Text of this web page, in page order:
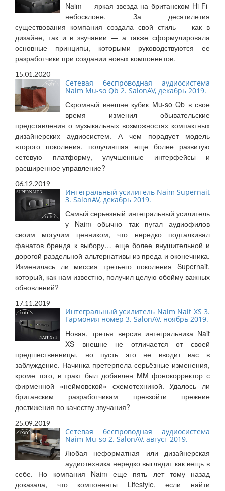
Naim — яркая звезда на британском Hi-Fi-
небосклоне. За десятилетия
существования компания создала свой стиль — как в
дизайне, так и в звучании — а также сформулировала
основные принципы, которыми руководствуются ее
разработчики при создании новых компонентов.
15.01.2020
Сетевая беспроводная аудиосистема
Naim Mu-so Qb 2. SalonAV, декабрь 2019.
Скромный внешне кубик Mu-so Qb в свое
время изменил обывательские
представления о музыкальных возможностях компактных
дизайнерских аудиосистем. А чем порадует модель
второго поколения, получившая еще более развитую
сетевую платформу, улучшенные интерфейсы и
расширенное управление?
06.12.2019
Интегральный усилитель Naim Supernait
3. SalonAV, декабрь 2019.
Самый серьезный интегральный усилитель
у Naim обычно так пугал аудиофилов
своим могучим ценником, что нередко подталкивал
фанатов бренда к выбору… еще более внушительной и
дорогой раздельной альтернативы из преда и оконечника.
Изменилась ли миссия третьего поколения Supernait,
который, как нам известно, получил целую обойму важных
обновлений?
17.11.2019
Интегральный усилитель Naim Nait XS 3.
Гармония номер 3. SalonAV, ноябрь 2019.
Новая, третья версия интегральника Nait
XS внешне не отличается от своей
предшественницы, но пусть это не вводит вас в
заблуждение. Начинка претерпела серьёзные изменения,
кроме того, в тракт был добавлен MM фонокорректор с
фирменной «неймовской» схемотехникой. Удалось ли
британским разработчикам превзойти прежние
достижения по качеству звучания?
25.09.2019
Сетевая беспроводная аудиосистема
Naim Mu-so 2. SalonAV, август 2019.
Любая неформатная или дизайнерская
аудиотехника нередко выглядит как вещь в
себе. Но компания Naim еще пять лет тому назад
доказала, что компоненты Lifestyle, если найти